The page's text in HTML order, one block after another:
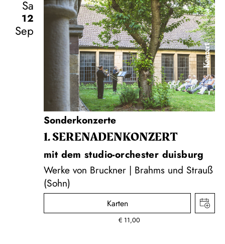
Sa
12
Sep
Konzert
Sonderkonzerte
1. SERENADEN­KONZERT
mit dem studio-orchester duisburg
Werke von Bruckner | Brahms und Strauß
(Sohn)
Karten
€ 11,00